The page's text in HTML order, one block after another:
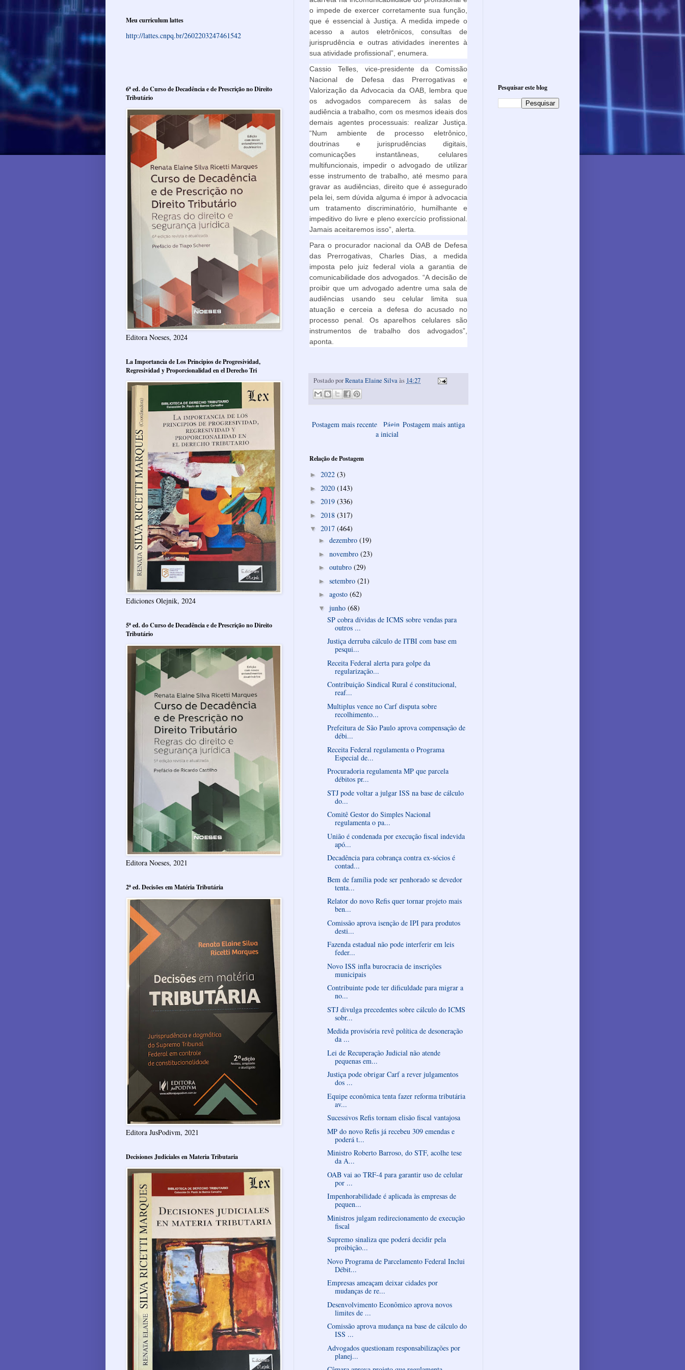
o impede de exercer corretamente sua função,
que é essencial à Justiça. A medida impede o
acesso a autos eletrônicos, consultas de
jurisprudência e outras atividades inerentes à
sua atividade profissional”, enumera.
Cassio Telles, vice-presidente da Comissão
Nacional de Defesa das Prerrogativas e
Valorização da Advocacia da OAB, lembra que
os advogados comparecem às salas de
audiência a trabalho, com os mesmos ideais dos
demais agentes processuais: realizar Justiça.
“Num ambiente de processo eletrônico,
doutrinas e jurisprudências digitais,
comunicações instantâneas, celulares
multifuncionais, impedir o advogado de utilizar
esse instrumento de trabalho, até mesmo para
gravar as audiências, direito que é assegurado
pela lei, sem dúvida alguma é impor à advocacia
um tratamento discriminatório, humilhante e
impeditivo do livre e pleno exercício profissional.
Jamais aceitaremos isso”, alerta.
Para o procurador nacional da OAB de Defesa
das Prerrogativas, Charles Dias, a medida
imposta pelo juiz federal viola a garantia de
comunicabilidade dos advogados. “A decisão de
proibir que um advogado adentre uma sala de
audiências usando seu celular limita sua
atuação e cerceia a defesa do acusado no
processo penal. Os aparelhos celulares são
instrumentos de trabalho dos advogados”,
aponta.
Postado porRenata Elaine Silvaàs 14:27
Postagem mais recente Postagem mais antiga
Págin
a inicial
Relação de Postagem
► 2022 (3)
► 2020 (143)
► 2019 (336)
► 2018 (317)
▼ 2017 (464)
► dezembro (19)
► novembro (23)
► outubro (29)
► setembro (21)
► agosto (62)
▼ junho (68)
SP cobra dívidas de ICMS sobre vendas para
outros ...
Justiça derruba cálculo de ITBI com base em
pesqui...
Receita Federal alerta para golpe da
regularização...
Contribuição Sindical Rural é constitucional,
reaf...
Multiplus vence no Carf disputa sobre
recolhimento...
Prefeitura de São Paulo aprova compensação de
débi...
Receita Federal regulamenta o Programa
Especial de...
Procuradoria regulamenta MP que parcela
débitos pr...
STJ pode voltar a julgar ISS na base de cálculo
do...
Comitê Gestor do Simples Nacional
regulamenta o pa...
União é condenada por execução fiscal indevida
apó...
Decadência para cobrança contra ex-sócios é
contad...
Bem de família pode ser penhorado se devedor
tenta...
Relator do novo Refis quer tornar projeto mais
ben...
Comissão aprova isenção de IPI para produtos
desti...
Fazenda estadual não pode interferir em leis
feder...
Novo ISS infla burocracia de inscrições
municipais
Contribuinte pode ter dificuldade para migrar a
no...
STJ divulga precedentes sobre cálculo do ICMS
sobr...
Medida provisória revê política de desoneração
da ...
Lei de Recuperação Judicial não atende
pequenas em...
Justiça pode obrigar Carf a rever julgamentos
dos ...
Equipe econômica tenta fazer reforma tributária
av...
Sucessivos Refis tornam elisão fiscal vantajosa
MP do novo Refis já recebeu 309 emendas e
poderá t...
Ministro Roberto Barroso, do STF, acolhe tese
da A...
OAB vai ao TRF-4 para garantir uso de celular
por ...
Impenhorabilidade é aplicada às empresas de
pequen...
Ministros julgam redirecionamento de execução
fiscal
Supremo sinaliza que poderá decidir pela
proibição...
Novo Programa de Parcelamento Federal Inclui
Débit...
Empresas ameaçam deixar cidades por
mudanças de re...
Desenvolvimento Econômico aprova novos
limites de ...
Comissão aprova mudança na base de cálculo do
ISS ...
Advogados questionam responsabilizações por
planej...
Meu curriculum lattes
http://lattes.cnpq.br/2602203247461542
6ª ed. do Curso de Decadência e de Prescrição no Direito
Tributário
Editora Noeses, 2024
La Importancia de Los Principios de Progresividad,
Regresividad y Proporcionalidad en el Derecho Tri
Ediciones Olejnik, 2024
5ª ed. do Curso de Decadência e de Prescrição no Direito
Tributário
Editora Noeses, 2021
2ª ed. Decisões em Matéria Tributária
Editora JusPodivm, 2021
Decisiones Judiciales en Materia Tributaria
Pesquisar este blog